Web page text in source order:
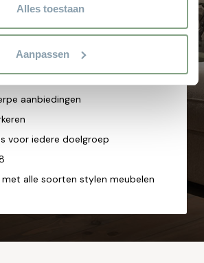
Alles toestaan
Aanpassen
Theo Stet?
bezorgen aan huis!
aanbiedingen
voor iedere doelgroep
alle soorten stylen meubelen